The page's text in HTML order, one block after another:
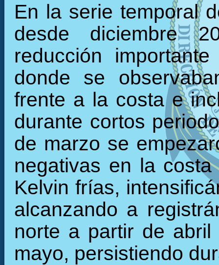
En la serie temporal
desde diciembre
reducción
donde se
frente a la costa e
durante cortos
de marzo se
negativas en la
Kelvin frías,
alcanzando a
norte a partir de
mayo, persistiendo